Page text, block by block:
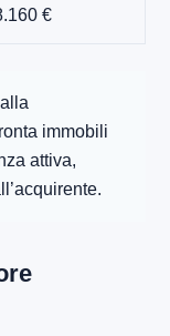
€
immobili
attiva,